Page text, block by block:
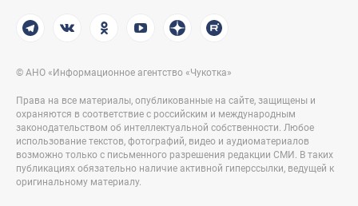
© АНО «Информационное агентство «Чукотка»
Права на все материалы, опубликованные на сайте, защищены и
охраняются в соответствие с российским и международным
законодательством об интеллектуальной собственности. Любое
использование текстов, фотографий, видео и аудиоматериалов
возможно только с письменного разрешения редакции СМИ. В таких
публикациях обязательно наличие активной гиперссылки, ведущей к
оригинальному материалу.